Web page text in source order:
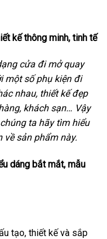
kế thông minh, tinh tế
cửa đi mở quay
một số phụ kiện đi
nhau, thiết kế đẹp
khách sạn… Vậy
ta hãy tìm hiểu
về sản phẩm này.
dáng bắt mắt, mẫu
tạo, thiết kế và sắp